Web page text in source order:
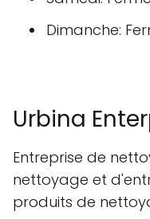
Dimanche:
Urbina
Entreprise de
nettoyage et
produits de